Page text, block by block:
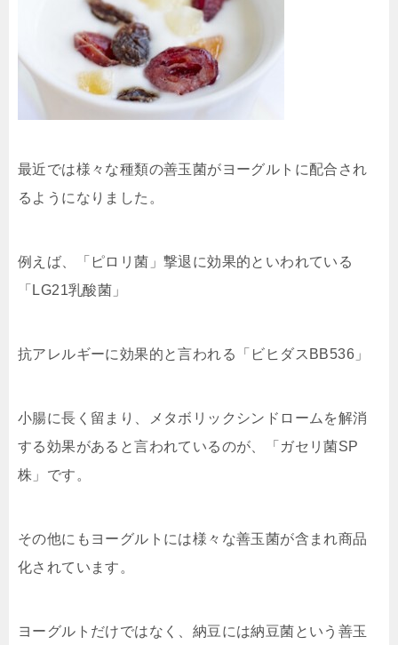
最近では様々な種類の善玉菌がヨーグルトに配合され
るようになりました。
例えば、「ピロリ菌」撃退に効果的といわれている
「LG21乳酸菌」
抗アレルギーに効果的と言われる「ビヒダスBB536」
小腸に長く留まり、メタボリックシンドロームを解消
する効果があると言われているのが、「ガセリ菌SP
株」です。
その他にもヨーグルトには様々な善玉菌が含まれ商品
化されています。
ヨーグルトだけではなく、納豆には納豆菌という善玉